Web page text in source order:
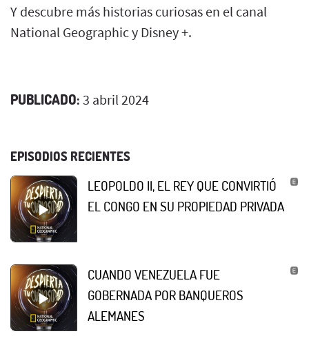
Y descubre más historias curiosas en el canal
National Geographic y Disney +.
PUBLICADO: 3 abril 2024
EPISODIOS RECIENTES
LEOPOLDO II, EL REY QUE CONVIRTIÓ
EL CONGO EN SU PROPIEDAD PRIVADA
CUANDO VENEZUELA FUE
GOBERNADA POR BANQUEROS
ALEMANES